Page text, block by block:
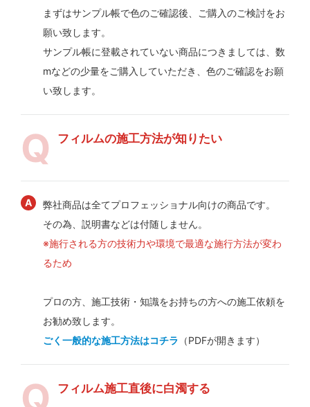
まずはサンプル帳で色のご確認後、ご購入のご検討をお
願い致します。
サンプル帳に登載されていない商品につきましては、数
mなどの少量をご購入していただき、色のご確認をお願
い致します。
フィルムの施工方法が知りたい
弊社商品は全てプロフェッショナル向けの商品です。
その為、説明書などは付随しません。
※施行される方の技術力や環境で最適な施行方法が変わ
るため
プロの方、施工技術・知識をお持ちの方への施工依頼を
お勧め致します。
ごく一般的な施工方法はコチラ （PDFが開きます）
フィルム施工直後に白濁する